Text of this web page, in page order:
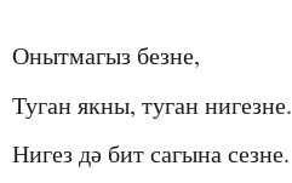
Онытмагыз безне,
Туган якны, туган нигезне.
Нигез дә бит сагына сезне.